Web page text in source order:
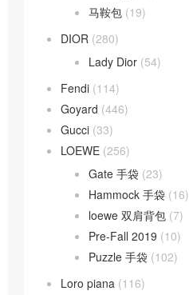
马鞍包 (19)
DIOR (280)
Lady Dior (54)
Fendi (114)
Goyard (446)
Gucci (33)
LOEWE (256)
Gate 手袋 (23)
Hammock 手袋 (16)
loewe 双肩背包 (7)
Pre-Fall 2019 (10)
Puzzle 手袋 (102)
Loro piana (116)